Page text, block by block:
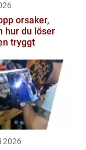
hur du löser
tryggt
2026